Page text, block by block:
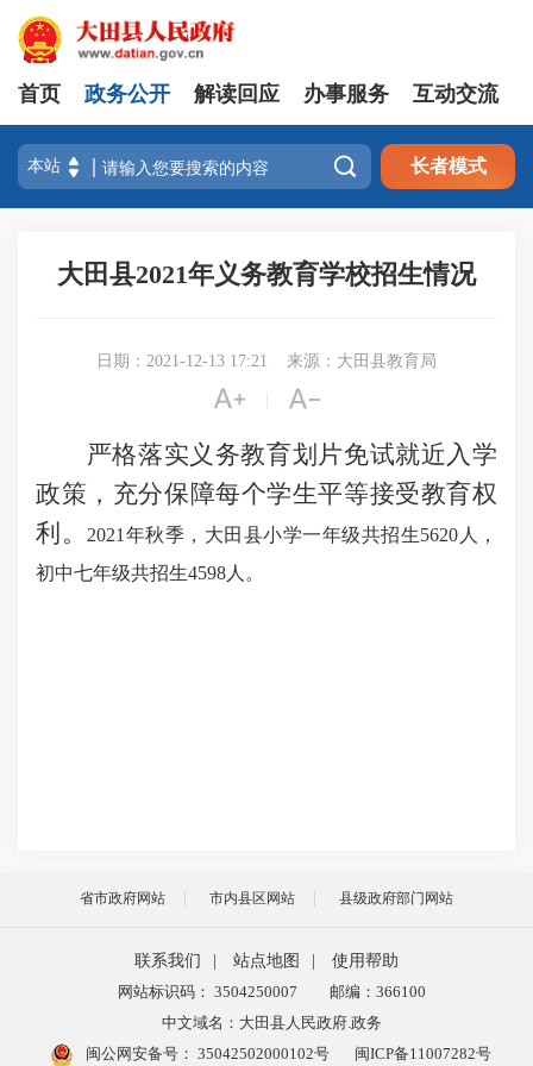
首页 政务公开 解读回应 办事服务 互动交流
 长者模式
大田县2021年义务教育学校招生情况
日期：2021-12-13 17:21 来源：大田县教育局
 
严格落实义务教育划片免试就近入学
政策，充分保障每个学生平等接受教育权
利。
2021年秋季，大田县小学一年级共招生5620人，
初中七年级共招生4598人。
省市政府网站 市内县区网站 县级政府部门网站
联系我们 站点地图
使用帮助
网站标识码： 3504250007
邮编：366100
中文域名：大田县人民政府.政务
闽公网安备号： 35042502000102号 闽ICP备11007282号